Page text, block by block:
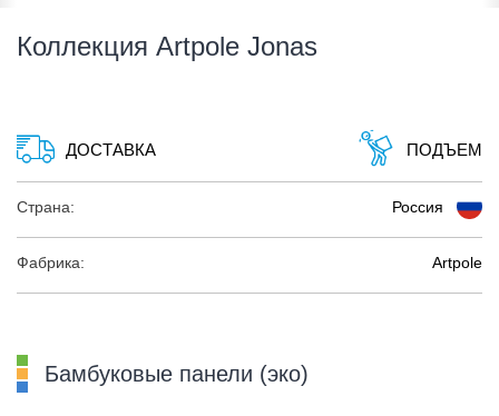
Коллекция Artpole Jonas
ДОСТАВКА ПОДЪЕМ
Страна: Россия
Фабрика: Artpole
Бамбуковые панели (эко)